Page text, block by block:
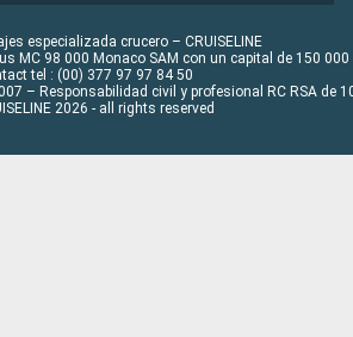
especializada crucero – CRUISELINE
MC 98 000 Monaco SAM con un capital de 150 000
tel : (00) 377 97 97 84 50
– Responsabilidad civil y profesional RC RSA de
2026 - all rights reserved